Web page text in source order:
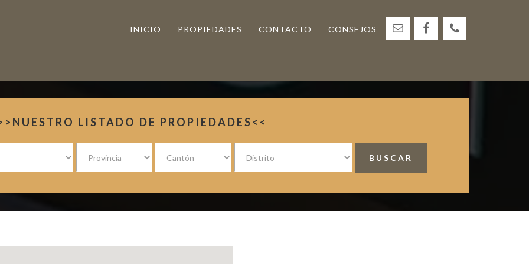
INICIO PROPIEDADES CONTACTO CONSEJOS
LISTADO DE PROPIEDADES<<